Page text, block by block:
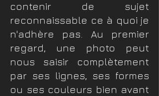
contenir de sujet
reconnaissable ce à quoi je
n'adhère pas. Au premier
regard, une photo peut
nous saisir complètement
par ses lignes, ses formes
ou ses couleurs bien avant